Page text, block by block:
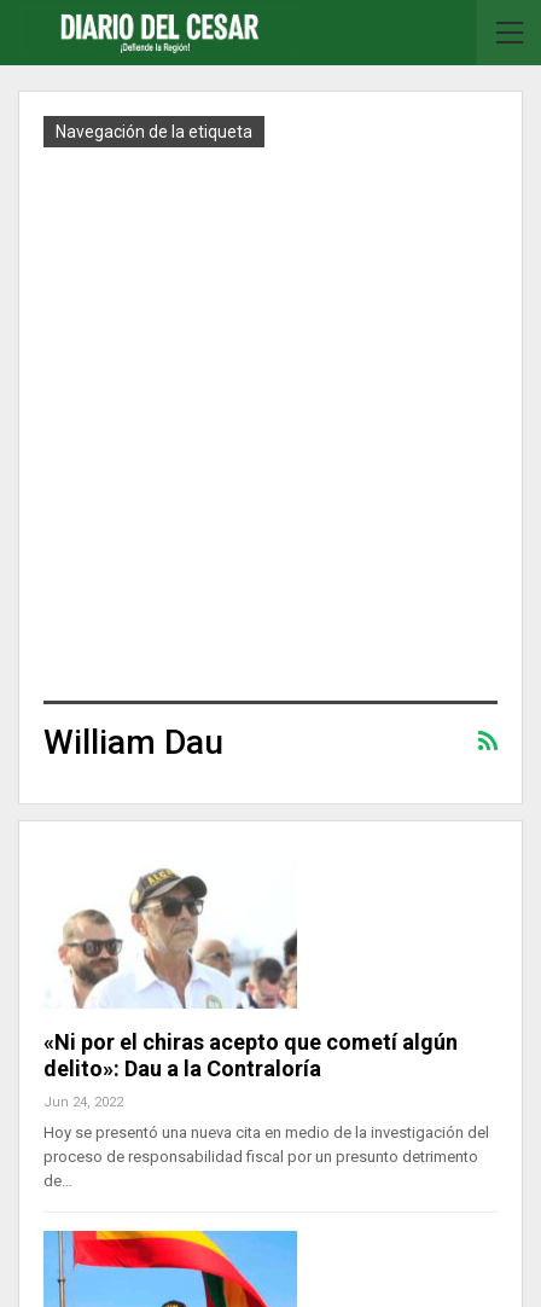
Navegación de la etiqueta
William Dau
«Ni por el chiras acepto que cometí algún
delito»: Dau a la Contraloría
Jun 24, 2022
Hoy se presentó una nueva cita en medio de la investigación del
proceso de responsabilidad fiscal por un presunto detrimento
de…